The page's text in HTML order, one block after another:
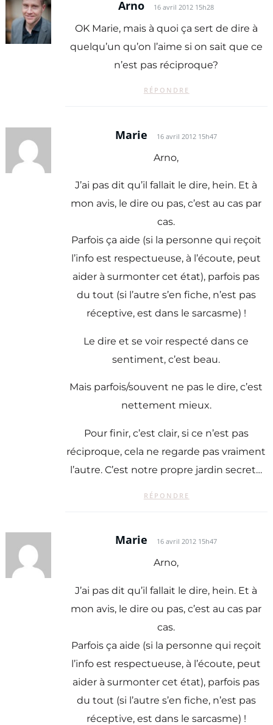
Arno 16 avril 2012 15h28
OK Marie, mais à quoi ça sert de dire à
quelqu’un qu’on l’aime si on sait que ce
n’est pas réciproque?
RÉPONDRE
Marie 16 avril 2012 15h47
Arno,
J’ai pas dit qu’il fallait le dire, hein. Et à
mon avis, le dire ou pas, c’est au cas par
cas.
Parfois ça aide (si la personne qui reçoit
l’info est respectueuse, à l’écoute, peut
aider à surmonter cet état), parfois pas
du tout (si l’autre s’en fiche, n’est pas
réceptive, est dans le sarcasme) !
Le dire et se voir respecté dans ce
sentiment, c’est beau.
Mais parfois/souvent ne pas le dire, c’est
nettement mieux.
Pour finir, c’est clair, si ce n’est pas
réciproque, cela ne regarde pas vraiment
l’autre. C’est notre propre jardin secret…
RÉPONDRE
Marie 16 avril 2012 15h47
Arno,
J’ai pas dit qu’il fallait le dire, hein. Et à
mon avis, le dire ou pas, c’est au cas par
cas.
Parfois ça aide (si la personne qui reçoit
l’info est respectueuse, à l’écoute, peut
aider à surmonter cet état), parfois pas
du tout (si l’autre s’en fiche, n’est pas
réceptive, est dans le sarcasme) !